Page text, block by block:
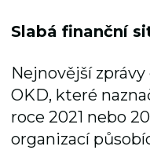
Slabá finanční
Nejnovější
OKD, které
roce 2021 nebo
organizací